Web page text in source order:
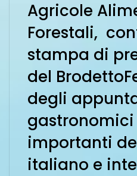
Agricole
Forestali,
stampa di
del
degli
importanti
italiano e